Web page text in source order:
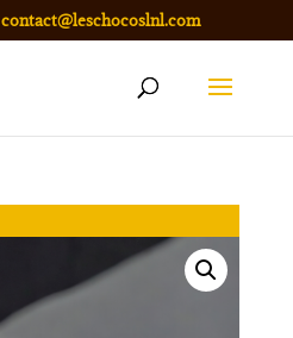
contact@leschocoslnl.com